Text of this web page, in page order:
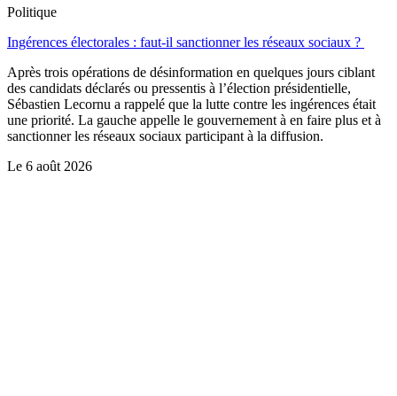
Politique
Ingérences électorales : faut-il sanctionner les réseaux sociaux ?
Après trois opérations de désinformation en quelques jours ciblant
des candidats déclarés ou pressentis à l’élection présidentielle,
Sébastien Lecornu a rappelé que la lutte contre les ingérences était
une priorité. La gauche appelle le gouvernement à en faire plus et à
sanctionner les réseaux sociaux participant à la diffusion.
Le 6 août 2026